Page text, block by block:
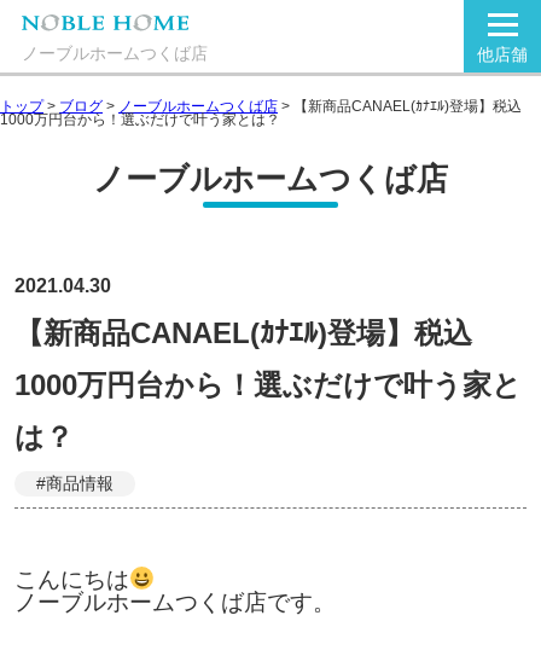
ノーブルホームつくば店 他店舗
トップ> ブログ > ノーブルホームつくば店 > 【新商品CANAEL(ｶﾅｴﾙ)登場】税込
1000万円台から！選ぶだけで叶う家とは？
ノーブルホームつくば店
2021.04.30
【新商品CANAEL(ｶﾅｴﾙ)登場】税込
1000万円台から！選ぶだけで叶う家と
は？
#商品情報
こんにちは
ノーブルホームつくば店です。